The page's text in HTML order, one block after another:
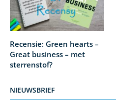
Recensie: Green hearts –
Great business – met
sterrenstof?
NIEUWSBRIEF